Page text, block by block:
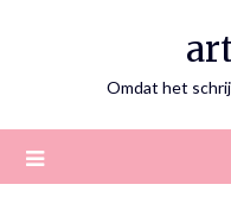
Omdat het